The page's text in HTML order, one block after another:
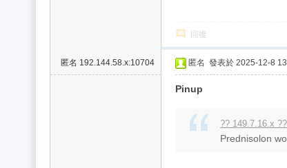
回復
匿名 192.144.58.x:10704 匿名 發表於 2025-12-8
Pinup
?? 149.7.16.x
Prednisolon